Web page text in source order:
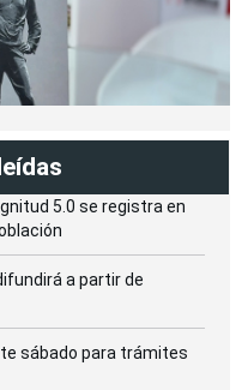
5.0 se registra en
a partir de
sábado para trámites